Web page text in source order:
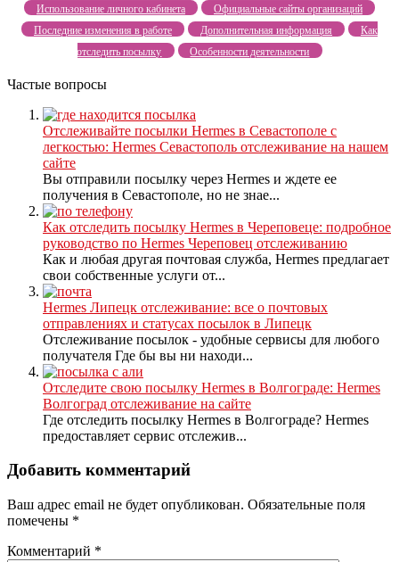
Использование личного кабинета
Официальные сайты организаций
Последние изменения в работе
Дополнительная информация
Как
отследить посылку
Особенности деятельности
Частые вопросы
Отслеживайте посылки Hermes в Севастополе с
легкостью: Hermes Севастополь отслеживание на нашем
сайте
Вы отправили посылку через Hermes и ждете ее
получения в Севастополе, но не знае...
Как отследить посылку Hermes в Череповеце: подробное
руководство по Hermes Череповец отслеживанию
Как и любая другая почтовая служба, Hermes предлагает
свои собственные услуги от...
Hermes Липецк отслеживание: все о почтовых
отправлениях и статусах посылок в Липецк
Отслеживание посылок - удобные сервисы для любого
получателя Где бы вы ни находи...
Отследите свою посылку Hermes в Волгограде: Hermes
Волгоград отслеживание на сайте
Где отследить посылку Hermes в Волгограде? Hermes
предоставляет сервис отслежив...
Добавить комментарий
Ваш адрес email не будет опубликован. Обязательные поля
помечены *
Комментарий *